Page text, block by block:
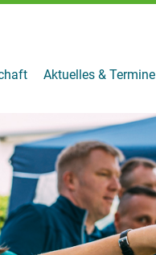
Aktuelles & Termine